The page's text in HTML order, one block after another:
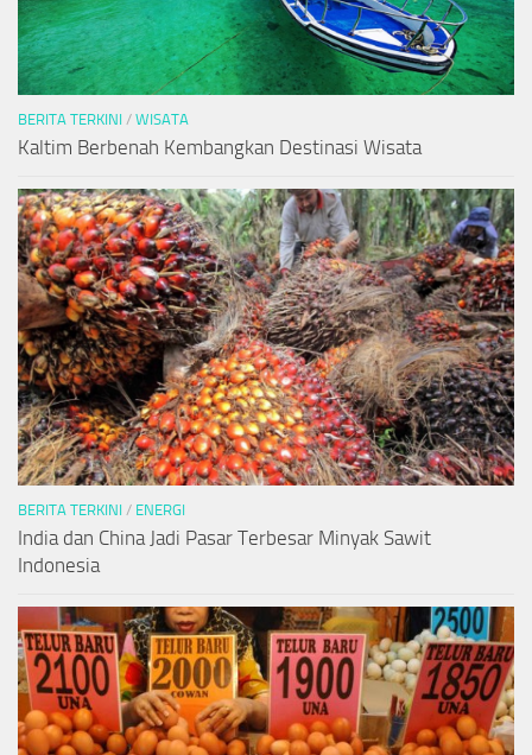
BERITA TERKINI / WISATA
Kaltim Berbenah Kembangkan Destinasi Wisata
BERITA TERKINI / ENERGI
India dan China Jadi Pasar Terbesar Minyak Sawit
Indonesia